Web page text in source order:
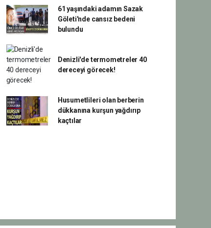
61 yaşındaki adamın Sazak
Göleti'nde cansız bedeni
bulundu
Denizli'de termometreler 40
dereceyi görecek!
Husumetlileri olan berberin
dükkanına kurşun yağdırıp
kaçtılar